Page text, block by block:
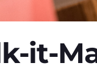
it-